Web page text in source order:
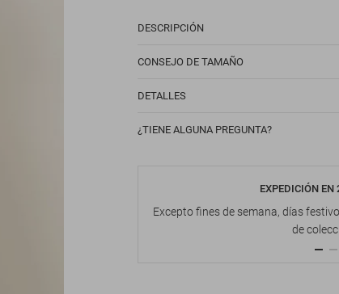
DESCRIPCIÓN
CONSEJO DE TAMAÑO
DETALLES
¿TIENE ALGUNA PREGUNTA?
EXPEDICIÓN EN
Excepto fines de semana, días
de